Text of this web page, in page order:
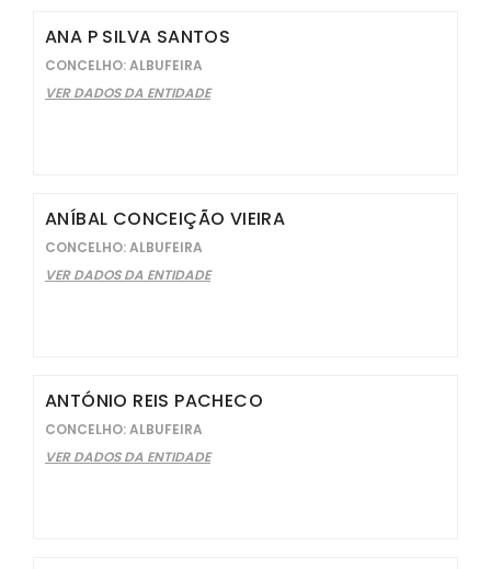
ANA P SILVA SANTOS
CONCELHO: ALBUFEIRA
VER DADOS DA ENTIDADE
ANÍBAL CONCEIÇÃO VIEIRA
CONCELHO: ALBUFEIRA
VER DADOS DA ENTIDADE
ANTÓNIO REIS PACHECO
CONCELHO: ALBUFEIRA
VER DADOS DA ENTIDADE